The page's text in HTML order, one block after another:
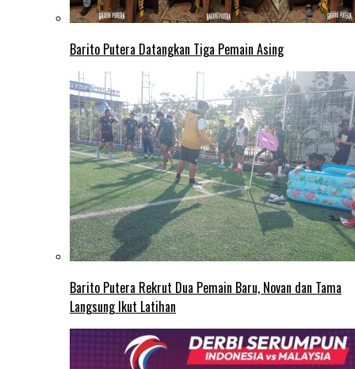
Barito Putera Datangkan Tiga Pemain Asing
Barito Putera Rekrut Dua Pemain Baru, Novan dan Tama
Langsung Ikut Latihan